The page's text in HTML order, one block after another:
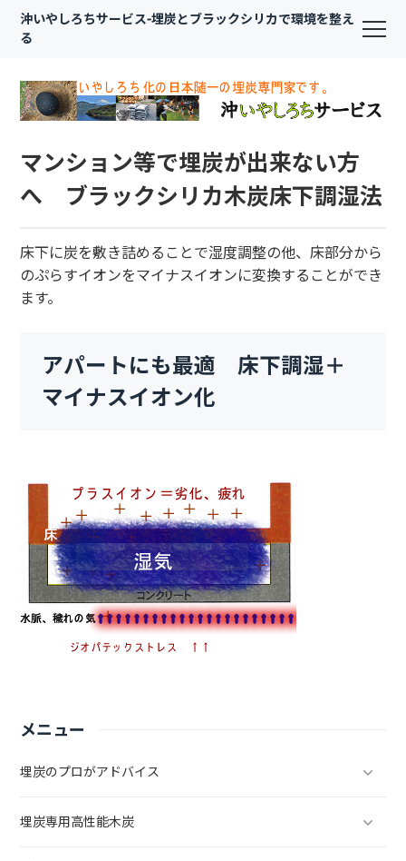
沖いやしろちサービス-埋炭とブラックシリカで環境を整え
る
マンション等で埋炭が出来ない方
へ ブラックシリカ木炭床下調湿法
床下に炭を敷き詰めることで湿度調整の他、床部分から
のぷらすイオンをマイナスイオンに変換することができ
ます。
アパートにも最適 床下調湿＋
マイナスイオン化
メニュー
埋炭のプロがアドバイス
埋炭専用高性能木炭